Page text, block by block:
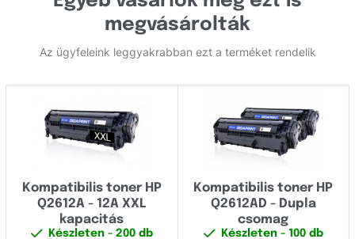
megvásárolták
Az ügyfeleink leggyakrabban ezt a terméket rendelik
Kompatibilis toner HP
Q2612A - 12A XXL
kapacitás
Készleten - 200 db
Kompatibilis toner HP
Q2612AD - Dupla
csomag
Készleten - 100 db